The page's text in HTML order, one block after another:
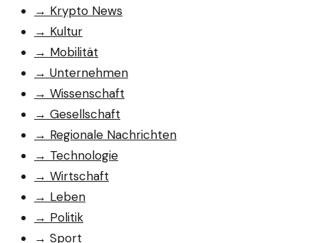
→ Krypto News
→ Kultur
→ Mobilität
→ Unternehmen
→ Wissenschaft
→ Gesellschaft
→ Regionale Nachrichten
→ Technologie
→ Wirtschaft
→ Leben
→ Politik
→ Sport